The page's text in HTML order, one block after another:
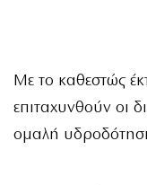
Με το καθεστώς
επιταχυνθούν οι
ομαλή